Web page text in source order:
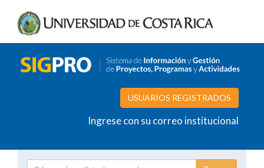
USUARIOS REGISTRADOS
Ingrese con su correo institucional